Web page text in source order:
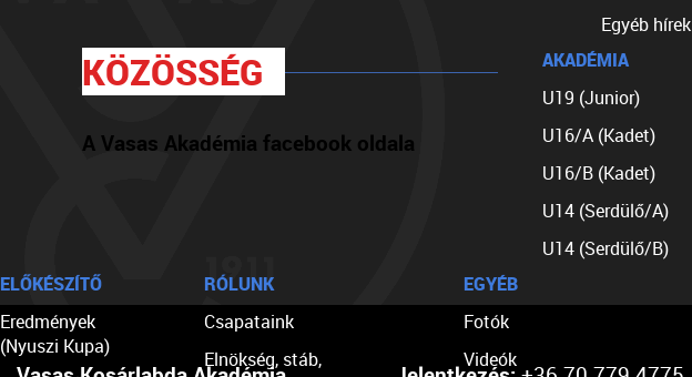
KÖZÖSSÉG
A Vasas Akadémia facebook oldala
Egyéb hírek
AKADÉMIA
U19 (Junior)
U16/A (Kadet)
U16/B (Kadet)
U14 (Serdülő/A)
U14 (Serdülő/B)
ELŐKÉSZÍTŐ
Eredmények
(Nyuszi Kupa)
RÓLUNK
Csapataink
Elnökség, stáb,
EGYÉB
Fotók
Videók